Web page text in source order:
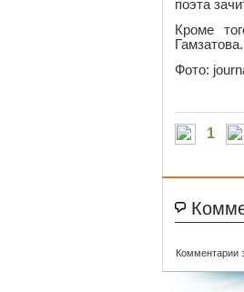
поэта
Кроме
Гамзатова.
Фото:
1
Комментарии